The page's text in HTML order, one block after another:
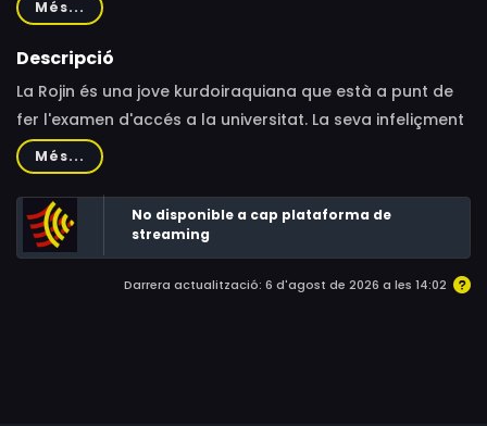
Abdulrahman, Hama Rashid Haras, Yana Twana, Didar
Bakir, Zarya Sami, Mohammed Wrya, Solav Shaida, Zheer
Més...
Descripció
La Rojin és una jove kurdoiraquiana que està a punt de
fer l'examen d'accés a la universitat. La seva infeliçment
casada germana gran, la Shilan, decideix ajudar-la a
aprovar sigui com sigui, amb l'esperança que tingui una
vida més emancipada.
Més...
No disponible a cap plataforma de
streaming
Darrera actualització: 6 d'agost de 2026 a les 14:02